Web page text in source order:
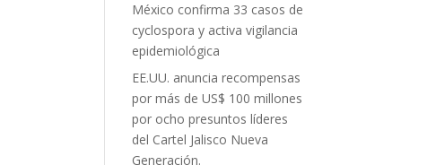
México confirma 33 casos de
cyclospora y activa vigilancia
epidemiológica
EE.UU. anuncia recompensas
por más de US$ 100 millones
por ocho presuntos líderes
del Cartel Jalisco Nueva
Generación.